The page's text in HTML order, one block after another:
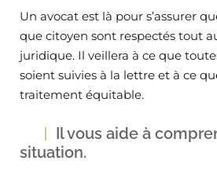
Un avocat est là pour s’assurer
que citoyen sont respectés tout
juridique. Il veillera à ce que
soient suivies à la lettre et à ce
traitement équitable.
Il vous aide à
situation.